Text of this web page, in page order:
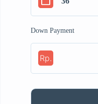
Down Payment
Rp.